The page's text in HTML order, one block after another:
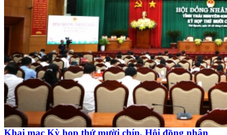
Khai mạc Kỳ họp thứ mười chín, Hội đồng nhân